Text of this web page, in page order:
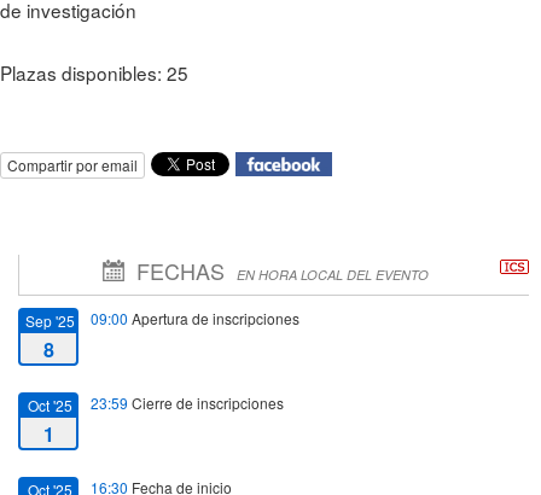
de investigación
Plazas disponibles: 25
Compartir por email
FECHAS EN HORA LOCAL DEL EVENTO
Sep '25
8
09:00 Apertura de inscripciones
Oct '25
1
23:59 Cierre de inscripciones
Oct '25 16:30 Fecha de inicio